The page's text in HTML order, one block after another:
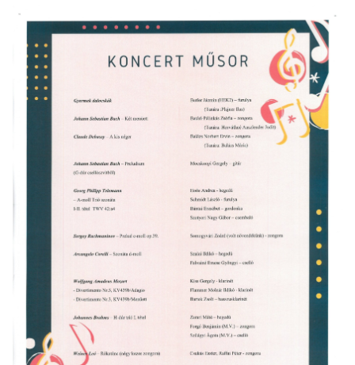
emlékére